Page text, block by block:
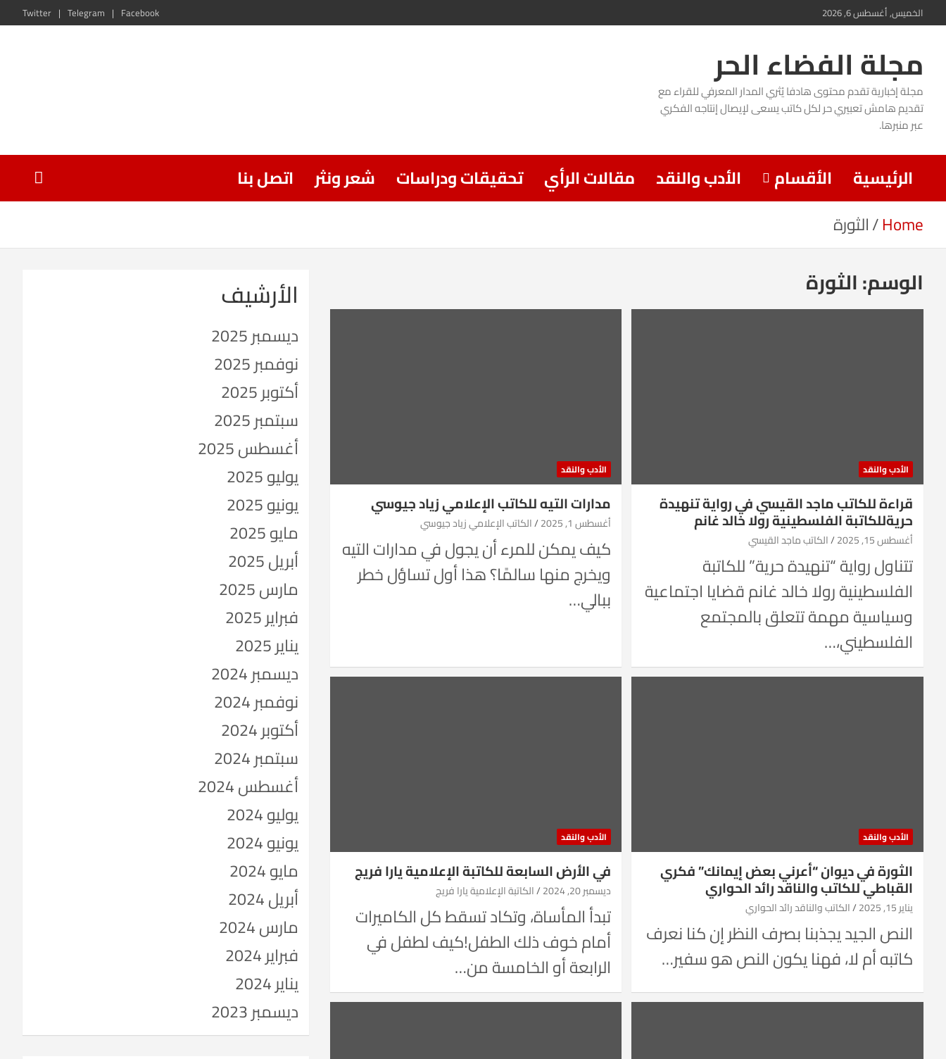
Skip
content
الخميس, أغسطس 6, 2026 Facebook
Telegram
Twitter
مجلة الفضاء الحر
مجلة إخبارية تقدم محتوى هادفا يُثري المدار المعرفي للقراء مع
تقديم هامش تعبيري حر لكل كاتب يسعى لإيصال إنتاجه الفكري
عبر منبرها.
الرئيسية الأقسام الأدب والنقد مقالات الرأي تحقيقات ودراسات شعر ونثر
اتصل بنا
Home الثورة
الوسم:الثورة
الأدب والنقد
قراءة للكاتب ماجد القيسي في رواية تنهيدة
حريةللكاتبة الفلسطينية رولا خالد غانم
أغسطس 15, 2025 الكاتب ماجد القيسي
تتناول رواية “تنهيدة حرية” للكاتبة
الفلسطينية رولا خالد غانم قضايا اجتماعية
وسياسية مهمة تتعلق بالمجتمع
الفلسطيني،…
الأدب والنقد
مدارات التيه للكاتب الإعلامي زياد جيوسي
أغسطس 1, 2025 الكاتب الإعلامي زياد جيوسي
كيف يمكن للمرء أن يجول في مدارات التيه
ويخرج منها سالمًا؟ هذا أول تساؤل خطر
ببالي…
الأدب والنقد
الثورة في ديوان “أعرني بعض إيمانك” فكري
القباطي للكاتب والناقد رائد الحواري
يناير 15, 2025 الكاتب والناقد رائد الحواري
النص الجيد يجذبنا بصرف النظر إن كنا نعرف
كاتبه أم لا، فهنا يكون النص هو سفير…
الأدب والنقد
في الأرض السابعة للكاتبة الإعلامية يارا فريج
ديسمبر 20, 2024 الكاتبة الإعلامية يارا فريج
تبدأ المأساة، وتكاد تسقط كل الكاميرات
أمام خوف ذلك الطفل!كيف لطفل في
الرابعة أو الخامسة من…
الأرشيف
ديسمبر 2025
نوفمبر 2025
أكتوبر 2025
سبتمبر 2025
أغسطس 2025
يوليو 2025
يونيو 2025
مايو 2025
أبريل 2025
مارس 2025
فبراير 2025
يناير 2025
ديسمبر 2024
نوفمبر 2024
أكتوبر 2024
سبتمبر 2024
أغسطس 2024
يوليو 2024
يونيو 2024
مايو 2024
أبريل 2024
مارس 2024
فبراير 2024
يناير 2024
ديسمبر 2023